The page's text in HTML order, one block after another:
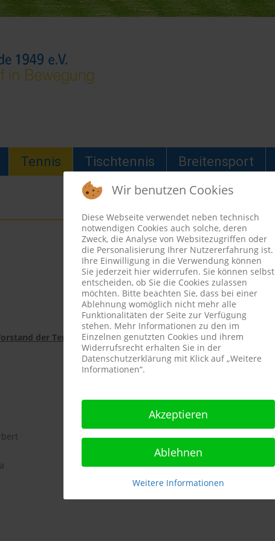
Tennis Tischtennis Breitensport
der Tennisabteilung:
Wir benutzen Cookies
Diese Webseite verwendet neben technisch
notwendigen Cookies auch solche, deren
Zweck, die Analyse von Websitezugriffen oder
die Personalisierung Ihrer Nutzererfahrung ist.
Ihre Einwilligung in die Verwendung können
Sie jederzeit hier widerrufen. Sie können selbst
entscheiden, ob Sie die Cookies zulassen
möchten. Bitte beachten Sie, dass bei einer
Ablehnung womöglich nicht mehr alle
Funktionalitäten der Seite zur Verfügung
stehen. Mehr Informationen zu den im
Einzelnen genutzten Cookies und ihrem
Widerrufsrecht erhalten Sie in der
Datenschutzerklärung mit Klick auf „Weitere
Informationen“.
Akzeptieren
Ablehnen
Weitere Informationen